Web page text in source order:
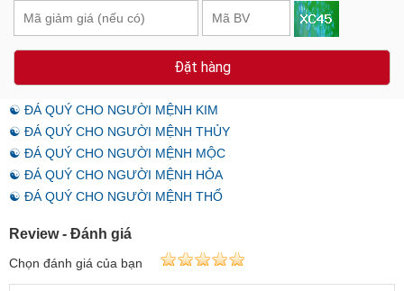
Đặt hàng
☯ ĐÁ QUÝ CHO NGƯỜI MỆNH KIM
☯ ĐÁ QUÝ CHO NGƯỜI MỆNH THỦY
☯ ĐÁ QUÝ CHO NGƯỜI MỆNH MỘC
☯ ĐÁ QUÝ CHO NGƯỜI MỆNH HỎA
☯ ĐÁ QUÝ CHO NGƯỜI MỆNH THỔ
Review - Đánh giá
Chọn đánh giá của bạn